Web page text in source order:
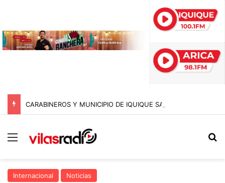
Menú
Internacional Noticias